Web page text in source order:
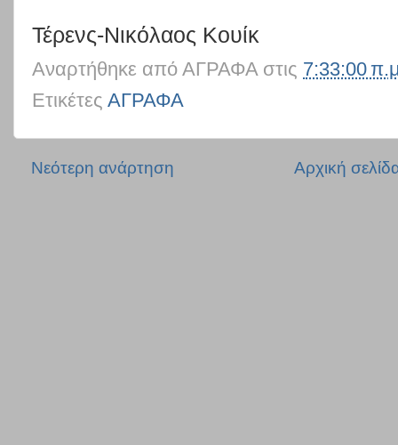
Τέρενς-Νικόλαος Κουίκ
Αναρτήθηκε από ΑΓΡΑΦΑ στις 7:33:00
Ετικέτες ΑΓΡΑΦΑ
Νεότερη ανάρτηση Αρχική